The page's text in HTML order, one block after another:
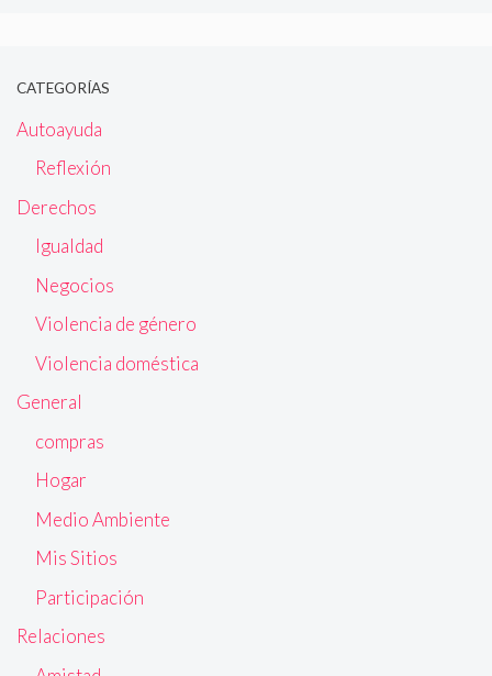
CATEGORÍAS
Autoayuda
Reflexión
Derechos
Igualdad
Negocios
Violencia de género
Violencia doméstica
General
compras
Hogar
Medio Ambiente
Mis Sitios
Participación
Relaciones